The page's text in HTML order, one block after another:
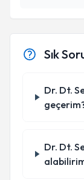
Sık
Dr. Dt.
Dr. Dt.